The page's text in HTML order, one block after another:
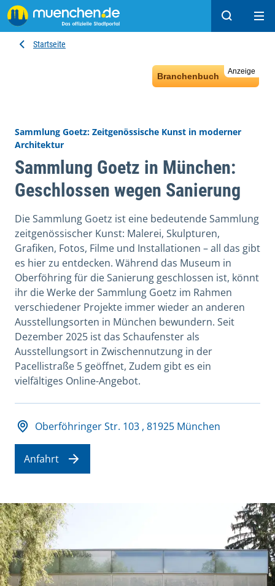
Suchen
Startseite
Anzeige
Branchenbuch
Sammlung Goetz: Zeitgenössische Kunst in moderner
Architektur
Sammlung Goetz in München:
Geschlossen wegen Sanierung
Die Sammlung Goetz ist eine bedeutende Sammlung
zeitgenössischer Kunst: Malerei, Skulpturen,
Grafiken, Fotos, Filme und Installationen – all das gibt
es hier zu entdecken. Während das Museum in
Oberföhring für die Sanierung geschlossen ist, könnt
ihr die Werke der Sammlung Goetz im Rahmen
verschiedener Projekte immer wieder an anderen
Ausstellungsorten in München bewundern. Seit
Dezember 2025 ist das Schaufenster als
Ausstellungsort in Zwischennutzung in der
Pacellistraße 5 geöffnet, Zudem gibt es ein
vielfältiges Online-Angebot.
Adresse und Öffnungszeiten
Oberföhringer Str. 103 , 81925 München
Anfahrt